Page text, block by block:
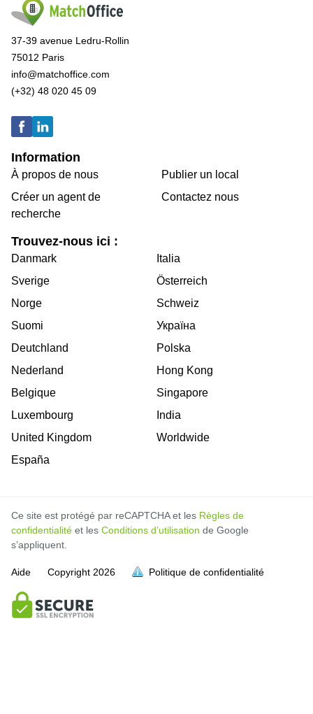
37-39 avenue Ledru-Rollin
75012 Paris
info@matchoffice.com
(+32) 48 020 45 09
Information
À propos de nous
Créer un agent de
recherche
Publier un local
Contactez nous
Trouvez-nous ici :
Danmark
Sverige
Norge
Suomi
Deutchland
Nederland
Belgique
Luxembourg
United Kingdom
España
Italia
Österreich
Schweiz
Україна
Polska
Hong Kong
Singapore
India
Worldwide
Ce site est protégé par reCAPTCHA et les Règles de
confidentialité et les Conditions d’utilisation de Google
s’appliquent.
Aide Copyright 2026 Politique de confidentialité